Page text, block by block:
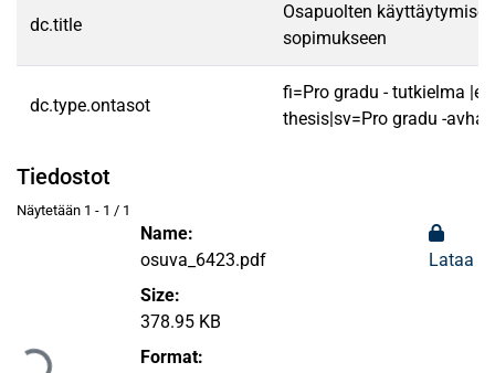
dc.title
Osapuolten
sopimukseen
dc.type.ontasot
fi=Pro gradu - tutkielma
thesis|sv=Pro gradu -
Tiedostot
Näytetään 1 - 1 / 1
Ladataan...
Name:
osuva_6423.pdf
Size:
378.95 KB
Format:
Lataa